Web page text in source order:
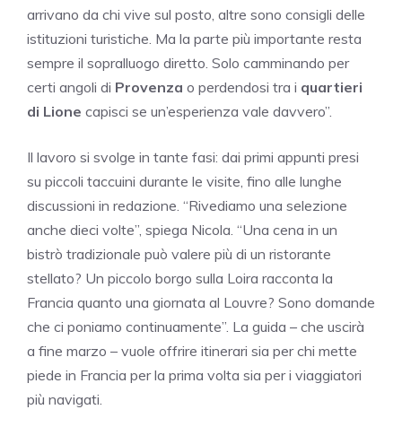
arrivano da chi vive sul posto, altre sono consigli delle
istituzioni turistiche. Ma la parte più importante resta
sempre il sopralluogo diretto. Solo camminando per
certi angoli di Provenza o perdendosi tra i quartieri
di Lione capisci se un’esperienza vale davvero”.
Il lavoro si svolge in tante fasi: dai primi appunti presi
su piccoli taccuini durante le visite, fino alle lunghe
discussioni in redazione. “Rivediamo una selezione
anche dieci volte”, spiega Nicola. “Una cena in un
bistrò tradizionale può valere più di un ristorante
stellato? Un piccolo borgo sulla Loira racconta la
Francia quanto una giornata al Louvre? Sono domande
che ci poniamo continuamente”. La guida – che uscirà
a fine marzo – vuole offrire itinerari sia per chi mette
piede in Francia per la prima volta sia per i viaggiatori
più navigati.